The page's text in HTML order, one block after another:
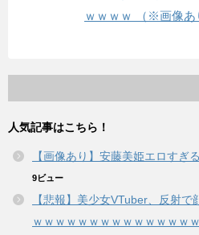
ｗｗｗｗ （※画像あ
人気記事はこちら！
【画像あり】安藤美姫エロすぎる
9ビュー
【悲報】美少女VTuber、反射
ｗｗｗｗｗｗｗｗｗｗｗｗｗｗ